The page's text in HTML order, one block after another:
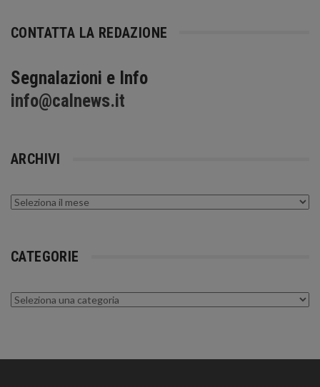
CONTATTA LA REDAZIONE
Segnalazioni e Info
info@calnews.it
ARCHIVI
Archivi
CATEGORIE
Categorie